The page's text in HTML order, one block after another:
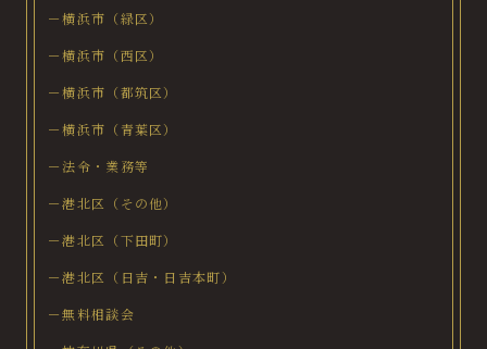
－横浜市（緑区）
－横浜市（西区）
－横浜市（都筑区）
－横浜市（青葉区）
－法令・業務等
－港北区（その他）
－港北区（下田町）
－港北区（日吉・日吉本町）
－無料相談会